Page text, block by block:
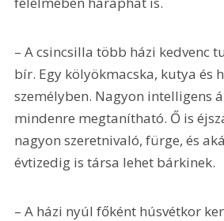
– A csincsilla több házi kedvenc
bír. Egy kölyökmacska, kutya és
személyben. Nagyon intelligens
mindenre megtanítható. Ő is
nagyon szeretnivaló, fürge, és
évtizedig is társa lehet bárkinek.
– A házi nyúl főként húsvétkor